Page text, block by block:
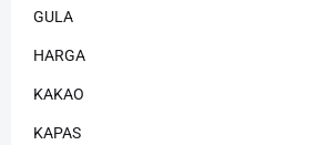
GULA
HARGA
KAKAO
KAPAS